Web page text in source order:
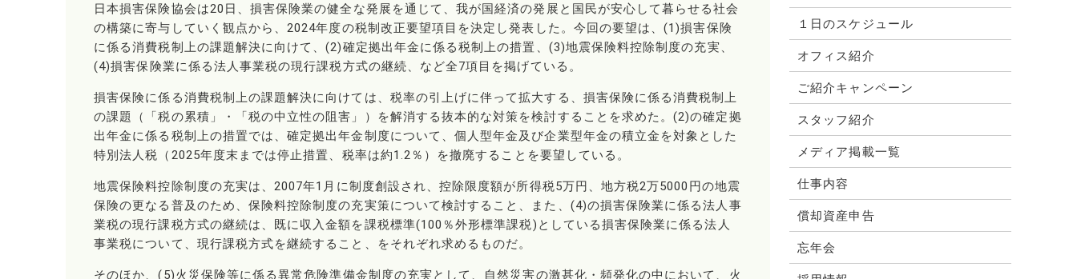
日本損害保険協会は20日、損害保険業の健全な発展を通じて、我が国経済の発展と国民が安心して暮らせる社会
の構築に寄与していく観点から、2024年度の税制改正要望項目を決定し発表した。今回の要望は、(1)損害保険
に係る消費税制上の課題解決に向けて、(2)確定拠出年金に係る税制上の措置、(3)地震保険料控除制度の充実、
(4)損害保険業に係る法人事業税の現行課税方式の継続、など全7項目を掲げている。
損害保険に係る消費税制上の課題解決に向けては、税率の引上げに伴って拡大する、損害保険に係る消費税制上
の課題（「税の累積」・「税の中立性の阻害」）を解消する抜本的な対策を検討することを求めた。(2)の確定拠
出年金に係る税制上の措置では、確定拠出年金制度について、個人型年金及び企業型年金の積立金を対象とした
特別法人税（2025年度末までは停止措置、税率は約1.2％）を撤廃することを要望している。
地震保険料控除制度の充実は、2007年1月に制度創設され、控除限度額が所得税5万円、地方税2万5000円の地震
保険の更なる普及のため、保険料控除制度の充実策について検討すること、また、(4)の損害保険業に係る法人事
業税の現行課税方式の継続は、既に収入金額を課税標準(100％外形標準課税)としている損害保険業に係る法人
事業税について、現行課税方式を継続すること、をそれぞれ求めるものだ。
そのほか、(5)火災保険等に係る異常危険準備金制度の充実として、自然災害の激甚化・頻発化の中において、火
１日のスケジュール
オフィス紹介
ご紹介キャンペーン
スタッフ紹介
メディア掲載一覧
仕事内容
償却資産申告
忘年会